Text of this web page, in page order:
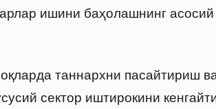
ишини баҳолашнинг асосий
таннархни пасайтириш
сектор иштирокини